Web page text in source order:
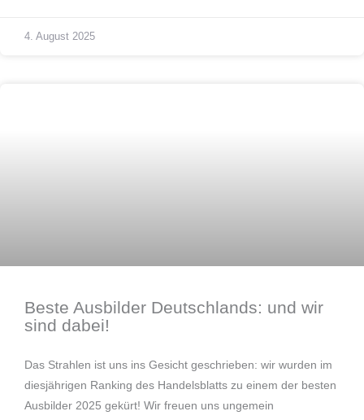
4. August 2025
Beste Ausbilder Deutschlands: und wir
sind dabei!
Das Strahlen ist uns ins Gesicht geschrieben: wir wurden im
diesjährigen Ranking des Handelsblatts zu einem der besten
Ausbilder 2025 gekürt! Wir freuen uns ungemein